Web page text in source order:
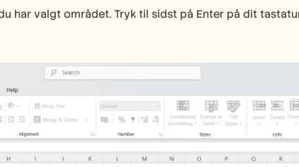
har valgt området. Tryk til sidst på Enter på dit